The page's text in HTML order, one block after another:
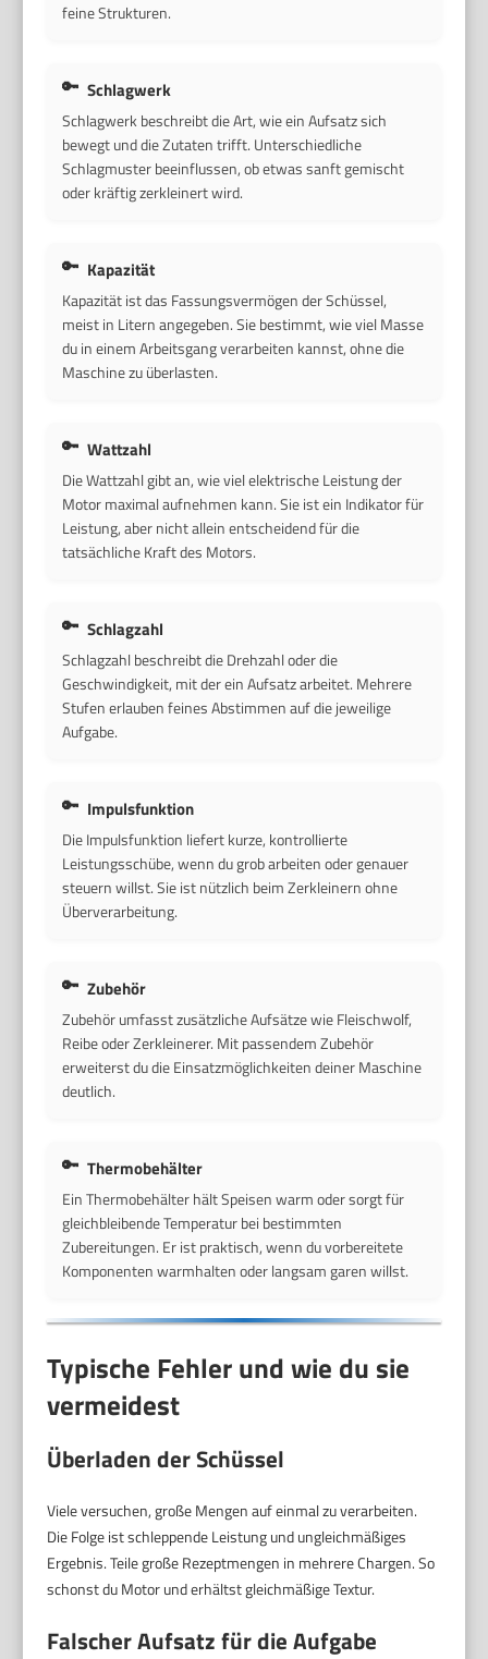
feine Strukturen.
Schlagwerk
Schlagwerk beschreibt die Art, wie ein Aufsatz sich
bewegt und die Zutaten trifft. Unterschiedliche
Schlagmuster beeinflussen, ob etwas sanft gemischt
oder kräftig zerkleinert wird.
Kapazität
Kapazität ist das Fassungsvermögen der Schüssel,
meist in Litern angegeben. Sie bestimmt, wie viel Masse
du in einem Arbeitsgang verarbeiten kannst, ohne die
Maschine zu überlasten.
Wattzahl
Die Wattzahl gibt an, wie viel elektrische Leistung der
Motor maximal aufnehmen kann. Sie ist ein Indikator für
Leistung, aber nicht allein entscheidend für die
tatsächliche Kraft des Motors.
Schlagzahl
Schlagzahl beschreibt die Drehzahl oder die
Geschwindigkeit, mit der ein Aufsatz arbeitet. Mehrere
Stufen erlauben feines Abstimmen auf die jeweilige
Aufgabe.
Impulsfunktion
Die Impulsfunktion liefert kurze, kontrollierte
Leistungsschübe, wenn du grob arbeiten oder genauer
steuern willst. Sie ist nützlich beim Zerkleinern ohne
Überverarbeitung.
Zubehör
Zubehör umfasst zusätzliche Aufsätze wie Fleischwolf,
Reibe oder Zerkleinerer. Mit passendem Zubehör
erweiterst du die Einsatzmöglichkeiten deiner Maschine
deutlich.
Thermobehälter
Ein Thermobehälter hält Speisen warm oder sorgt für
gleichbleibende Temperatur bei bestimmten
Zubereitungen. Er ist praktisch, wenn du vorbereitete
Komponenten warmhalten oder langsam garen willst.
Typische Fehler und wie du sie
vermeidest
Überladen der Schüssel
Viele versuchen, große Mengen auf einmal zu verarbeiten.
Die Folge ist schleppende Leistung und ungleichmäßiges
Ergebnis. Teile große Rezeptmengen in mehrere Chargen. So
schonst du Motor und erhältst gleichmäßige Textur.
Falscher Aufsatz für die Aufgabe